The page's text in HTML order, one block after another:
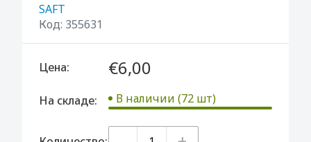
SAFT
Код: 355631
Цена: €6,00
На складе: В наличии (72 шт)